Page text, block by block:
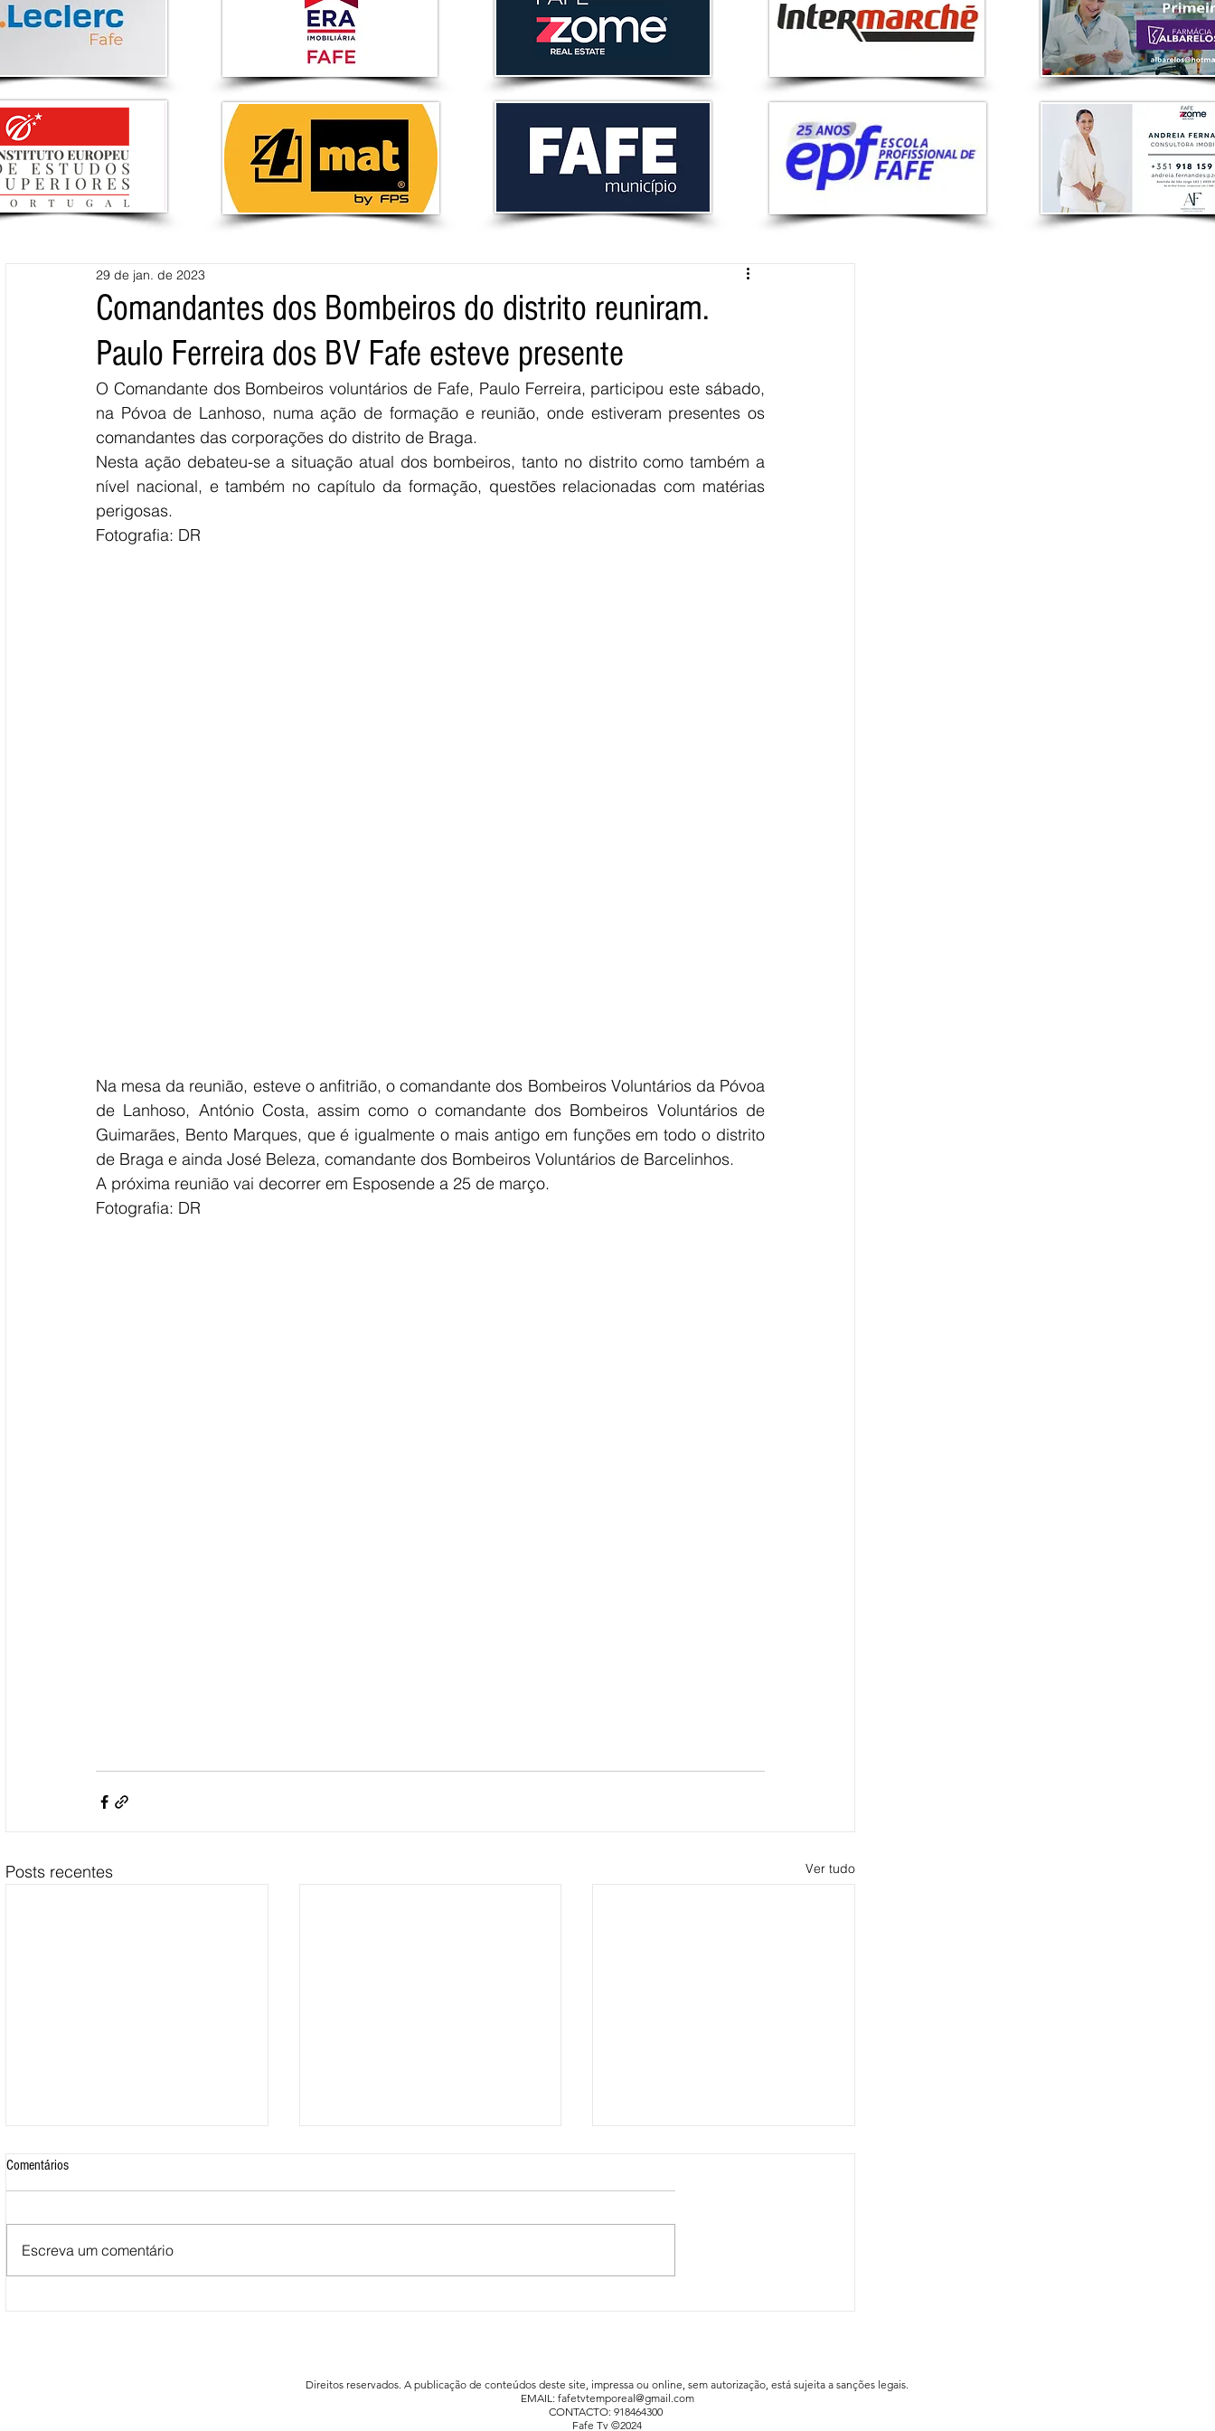
Comandantes dos Bombeiros do distrito reuniram.
Paulo Ferreira dos BV Fafe esteve presente
29 de jan. de 2023
O Comandante dos Bombeiros voluntários de Fafe, Paulo Ferreira, participou este sábado,
na Póvoa de Lanhoso, numa ação de formação e reunião, onde estiveram presentes os
comandantes das corporações do distrito de Braga.
Nesta ação debateu-se a situação atual dos bombeiros, tanto no distrito como também a
nível nacional, e também no capítulo da formação, questões relacionadas com matérias
perigosas.
Fotografia: DR
Na mesa da reunião, esteve o anfitrião, o comandante dos Bombeiros Voluntários da Póvoa
de Lanhoso, António Costa, assim como o comandante dos Bombeiros Voluntários de
Guimarães, Bento Marques, que é igualmente o mais antigo em funções em todo o distrito
de Braga e ainda José Beleza, comandante dos Bombeiros Voluntários de Barcelinhos.
A próxima reunião vai decorrer em Esposende a 25 de março.
Fotografia: DR
Posts recentes Ver tudo
Comentários
Escreva um comentário
Direitos reservados. A publicação de conteúdos deste site, impressa ou online, sem autorização, está sujeita a sanções legais.
EMAIL: fafetvtemporeal@gmail.com
CONTACTO: 918464300
Fafe Tv ©2024